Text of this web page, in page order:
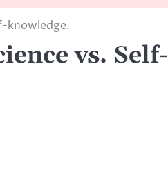
knowledge.
vs. Self-